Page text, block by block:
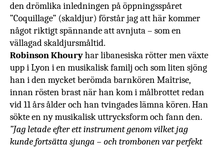
den drömlika inledningen på öppningsspåret
”Coquillage” (skaldjur) förstår jag att här kommer
något riktigt spännande att avnjuta – som en
vällagad skaldjursmåltid.
Robinson Khouryhar libanesiska rötter men växte
upp i Lyon i en musikalisk familj och som liten sjöng
han i den mycket berömda barnkören Maîtrise,
innan rösten brast när han kom i målbrottet redan
vid 11 års ålder och han tvingades lämna kören. Han
sökte en ny musikalisk uttrycksform och fann den.
”Jag letade efter ett instrument genom vilket jag
kunde fortsätta sjunga – och trombonen var perfekt